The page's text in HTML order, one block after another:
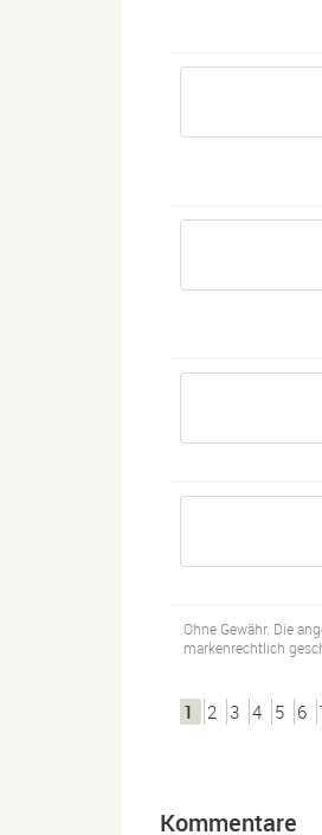
Ohne Gewähr. Die
markenrechtlich
1 2 3 4 5 6
Kommentare